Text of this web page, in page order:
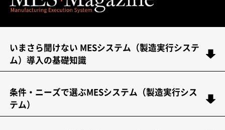
いまさら聞けない MESシステム（製造実行システ
ム）導入の基礎知識
条件・ニーズで選ぶMESシステム（製造実行シス
テム）